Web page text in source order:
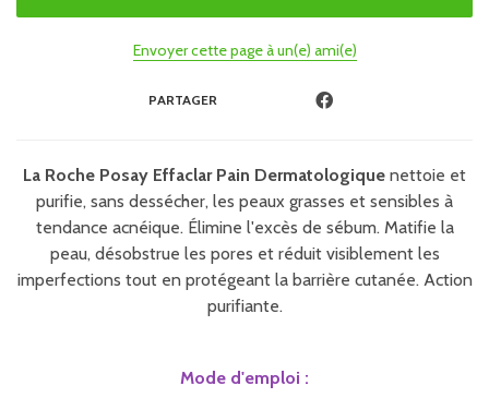
Envoyer cette page à un(e) ami(e)
PARTAGER
La Roche Posay Effaclar Pain Dermatologique nettoie et
purifie, sans dessécher, les peaux grasses et sensibles à
tendance acnéique. Élimine l'excès de sébum. Matifie la
peau, désobstrue les pores et réduit visiblement les
imperfections tout en protégeant la barrière cutanée. Action
purifiante.
Mode d'emploi :